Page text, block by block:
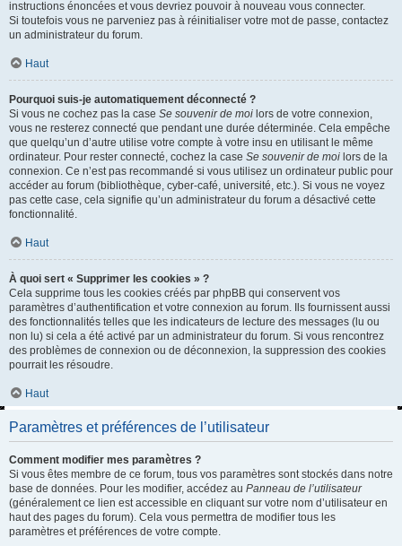
instructions énoncées et vous devriez pouvoir à nouveau vous connecter.
Si toutefois vous ne parveniez pas à réinitialiser votre mot de passe, contactez
un administrateur du forum.
Haut
Pourquoi suis-je automatiquement déconnecté ?
Si vous ne cochez pas la case Se souvenir de moi lors de votre connexion,
vous ne resterez connecté que pendant une durée déterminée. Cela empêche
que quelqu’un d’autre utilise votre compte à votre insu en utilisant le même
ordinateur. Pour rester connecté, cochez la case Se souvenir de moi lors de la
connexion. Ce n’est pas recommandé si vous utilisez un ordinateur public pour
accéder au forum (bibliothèque, cyber-café, université, etc.). Si vous ne voyez
pas cette case, cela signifie qu’un administrateur du forum a désactivé cette
fonctionnalité.
Haut
À quoi sert « Supprimer les cookies » ?
Cela supprime tous les cookies créés par phpBB qui conservent vos
paramètres d’authentification et votre connexion au forum. Ils fournissent aussi
des fonctionnalités telles que les indicateurs de lecture des messages (lu ou
non lu) si cela a été activé par un administrateur du forum. Si vous rencontrez
des problèmes de connexion ou de déconnexion, la suppression des cookies
pourrait les résoudre.
Haut
Paramètres et préférences de l’utilisateur
Comment modifier mes paramètres ?
Si vous êtes membre de ce forum, tous vos paramètres sont stockés dans notre
base de données. Pour les modifier, accédez au Panneau de l’utilisateur
(généralement ce lien est accessible en cliquant sur votre nom d’utilisateur en
haut des pages du forum). Cela vous permettra de modifier tous les
paramètres et préférences de votre compte.